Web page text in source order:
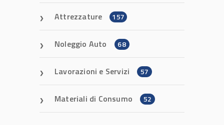
Attrezzature 157
Noleggio Auto 68
Lavorazioni e Servizi 57
Materiali di Consumo 52